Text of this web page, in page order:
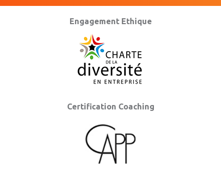
Engagement Ethique
Certification Coaching